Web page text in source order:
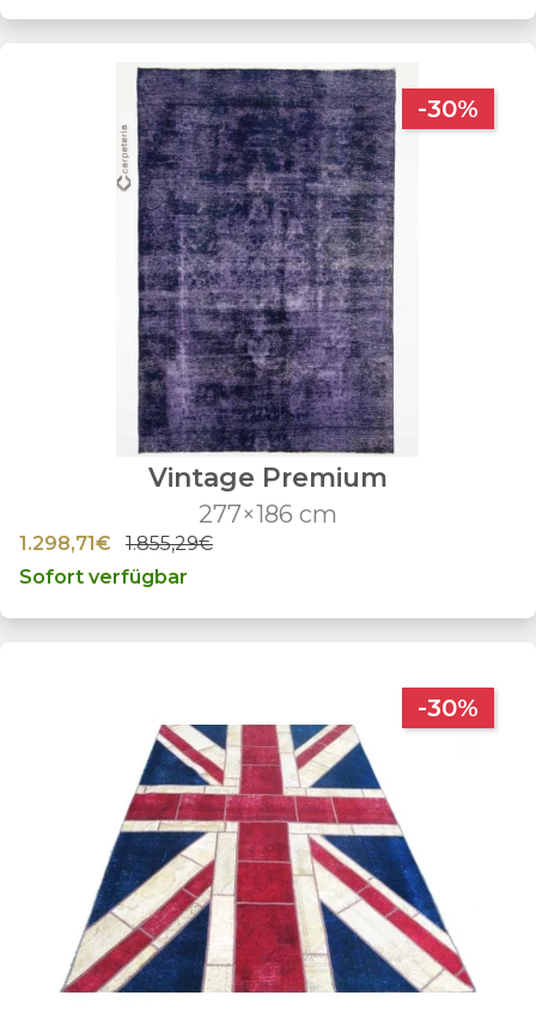
-30%
Vintage Premium
277×186 cm
1.298,71€
1.855,29€
Sofort verfügbar
-30%